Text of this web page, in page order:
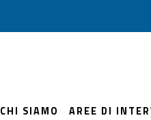
CHI SIAMO AREE DI